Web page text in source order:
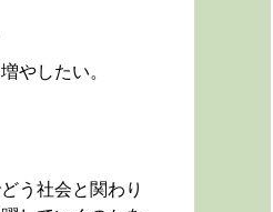
やしたい。
う社会と関わり